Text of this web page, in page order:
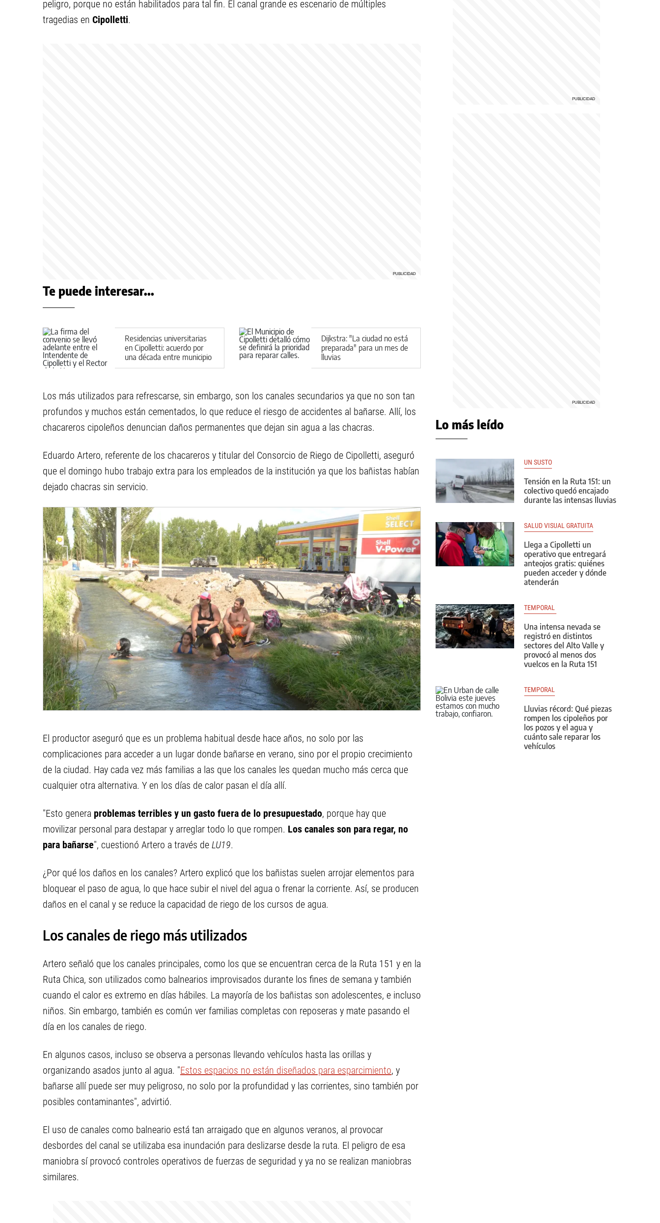
peligro, porque no están habilitados para tal fin. El canal grande es escenario de múltiples
tragedias en Cipolletti.
Te puede interesar...
Residencias universitarias
en Cipolletti: acuerdo por
una década entre municipio
y la Unco
Dijkstra: "La ciudad no está
preparada" para un mes de
lluvias
Los más utilizados para refrescarse, sin embargo, son los canales secundarios ya que no son tan
profundos y muchos están cementados, lo que reduce el riesgo de accidentes al bañarse. Allí, los
chacareros cipoleños denuncian daños permanentes que dejan sin agua a las chacras.
Eduardo Artero, referente de los chacareros y titular del Consorcio de Riego de Cipolletti, aseguró
que el domingo hubo trabajo extra para los empleados de la institución ya que los bañistas habían
dejado chacras sin servicio.
El productor aseguró que es un problema habitual desde hace años, no solo por las
complicaciones para acceder a un lugar donde bañarse en verano, sino por el propio crecimiento
de la ciudad. Hay cada vez más familias a las que los canales les quedan mucho más cerca que
cualquier otra alternativa. Y en los días de calor pasan el día allí.
"Esto genera problemas terribles y un gasto fuera de lo presupuestado, porque hay que
movilizar personal para destapar y arreglar todo lo que rompen. Los canales son para regar, no
para bañarse", cuestionó Artero a través de LU19.
¿Por qué los daños en los canales? Artero explicó que los bañistas suelen arrojar elementos para
bloquear el paso de agua, lo que hace subir el nivel del agua o frenar la corriente. Así, se producen
daños en el canal y se reduce la capacidad de riego de los cursos de agua.
Los canales de riego más utilizados
Artero señaló que los canales principales, como los que se encuentran cerca de la Ruta 151 y en la
Ruta Chica, son utilizados como balnearios improvisados durante los fines de semana y también
cuando el calor es extremo en días hábiles. La mayoría de los bañistas son adolescentes, e incluso
niños. Sin embargo, también es común ver familias completas con reposeras y mate pasando el
día en los canales de riego.
En algunos casos, incluso se observa a personas llevando vehículos hasta las orillas y
organizando asados junto al agua. "Estos espacios no están diseñados para esparcimiento, y
bañarse allí puede ser muy peligroso, no solo por la profundidad y las corrientes, sino también por
posibles contaminantes", advirtió.
El uso de canales como balneario está tan arraigado que en algunos veranos, al provocar
desbordes del canal se utilizaba esa inundación para deslizarse desde la ruta. El peligro de esa
maniobra sí provocó controles operativos de fuerzas de seguridad y ya no se realizan maniobras
similares.
Lo más leído
UN SUSTO
Tensión en la Ruta 151: un
colectivo quedó encajado
durante las intensas lluvias
SALUD VISUAL GRATUITA
Llega a Cipolletti un
operativo que entregará
anteojos gratis: quiénes
pueden acceder y dónde
atenderán
TEMPORAL
Una intensa nevada se
registró en distintos
sectores del Alto Valle y
provocó al menos dos
vuelcos en la Ruta 151
TEMPORAL
Lluvias récord: Qué piezas
rompen los cipoleños por
los pozos y el agua y
cuánto sale reparar los
vehículos